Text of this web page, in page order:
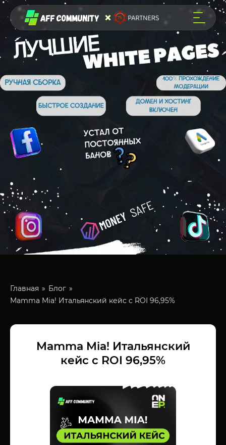
Главная
Блог
Mamma Mia! Итальянский кейс с ROI 96,95%
Mamma Mia! Итальянский
кейс с ROI 96,95%